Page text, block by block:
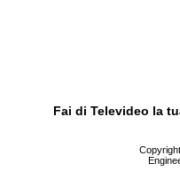
Fai di Televideo la